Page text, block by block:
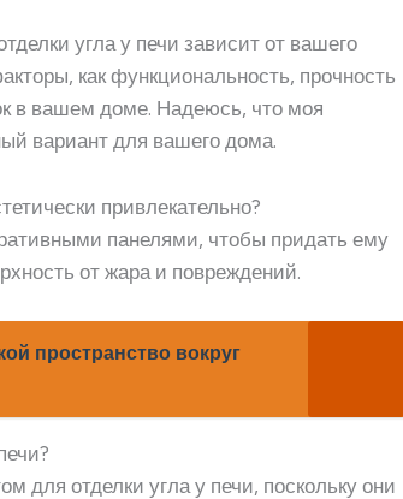
угла у печи зависит от вашего
как функциональность, прочность
в вашем доме. Надеюсь, что моя
вариант для вашего дома.
привлекательно?
панелями, чтобы придать ему
от жара и повреждений.
пространство вокруг
для отделки угла у печи, поскольку они